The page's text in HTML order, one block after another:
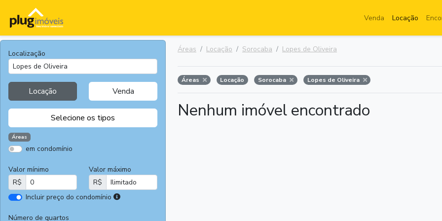
Venda Locação
Localização
Locação Venda
Selecione os tipos
Casas
Casas
Comerciais
Salas
Chácaras e
Áreas
em condomínio
Valor mínimo
R$
Valor máximo
R$
Incluir preço do condomínio
I
Número de quartos
Áreas Locação Sorocaba Lopes de Oliveira
Áreas Locação Sorocaba Lopes de Oliveira
Nenhum imóvel encontrado